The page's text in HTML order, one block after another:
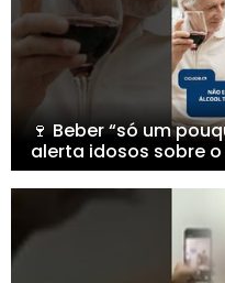
🍷 Beber “só um
alerta idosos sobre